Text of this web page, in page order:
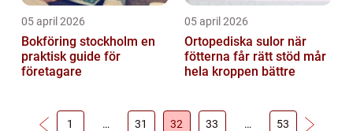
05 april 2026
Bokföring stockholm en
praktisk guide för
företagare
05 april 2026
Ortopediska sulor när
fötterna får rätt stöd mår
hela kroppen bättre
1 … 31 32 33 … 53